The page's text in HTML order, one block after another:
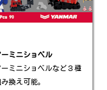
ーミニショベル
ーミニショベルなど３種
換え可能。